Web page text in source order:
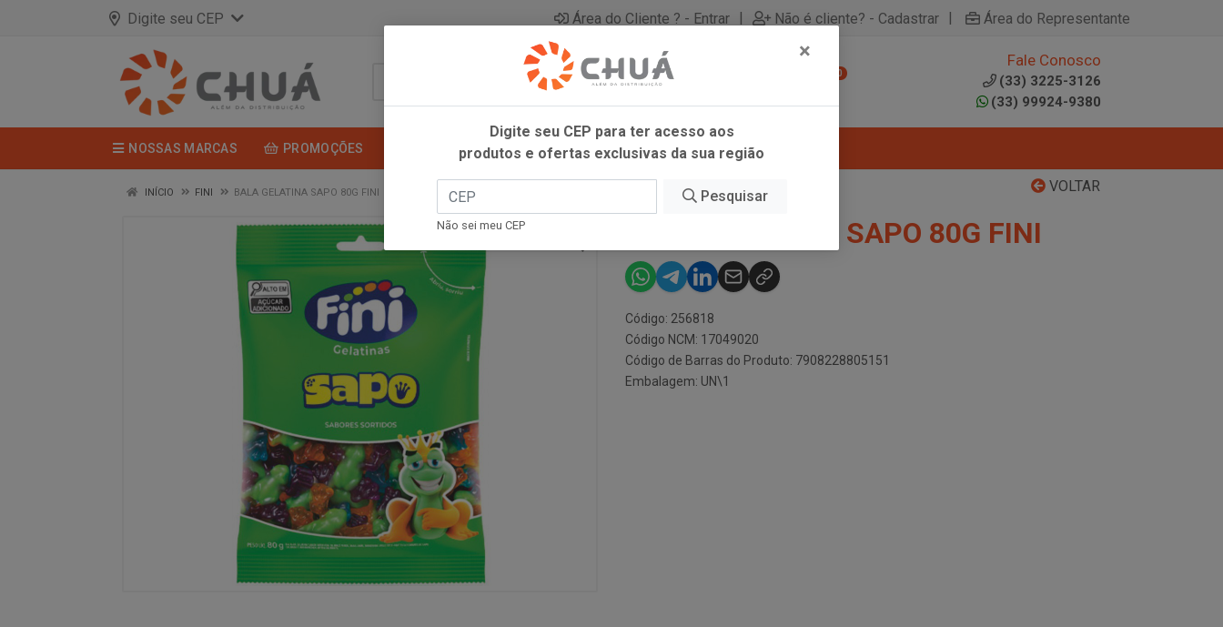
Digite seu CEP Área do Cliente ? - Entrar | Não é cliente? - Cadastrar | Área do Representante
0
Fale Conosco
(33) 3225-3126
(33) 99924-9380
NOSSAS MARCAS PROMOÇÕES
VOLTAR
INÍCIO FINI BALA GELATINA SAPO 80G FINI
BALA GELATINA SAPO 80G FINI
Código: 256818
Código NCM: 17049020
Código de Barras do Produto: 7908228805151
Embalagem: UN\1
×
Digite seu CEP para ter acesso aos
produtos e ofertas exclusivas da sua região
Pesquisar
Não sei meu CEP